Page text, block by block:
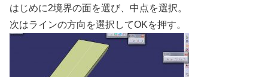
はじめに2境界の面を選び、中点を選択。
次はラインの方向を選択してOKを押す。